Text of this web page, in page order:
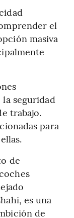
el
masiva
seguridad
trabajo.
para
de
es una
de